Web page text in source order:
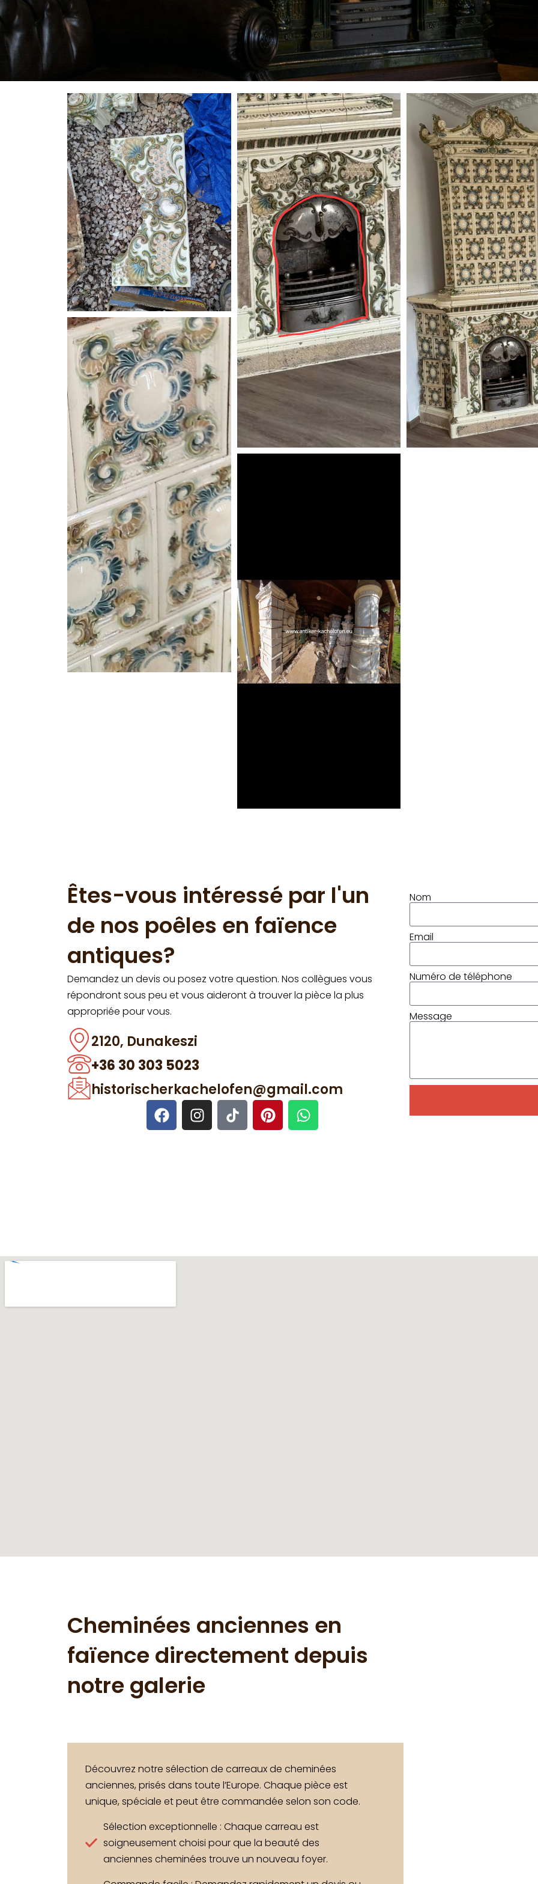
Êtes-vous intéressé par l'un
de nos poêles en faïence
antiques?
Demandez un devis ou posez votre question. Nos collègues vous
répondront sous peu et vous aideront à trouver la pièce la plus
appropriée pour vous.
2120, Dunakeszi
+36 30 303 5023
historischerkachelofen@gmail.com
Nom
Email
Numéro de téléphone
Message
Cheminées anciennes en
faïence directement depuis
notre galerie
Découvrez notre sélection de carreaux de cheminées
anciennes, prisés dans toute l’Europe. Chaque pièce est
unique, spéciale et peut être commandée selon son code.
Sélection exceptionnelle : Chaque carreau est
soigneusement choisi pour que la beauté des
anciennes cheminées trouve un nouveau foyer.